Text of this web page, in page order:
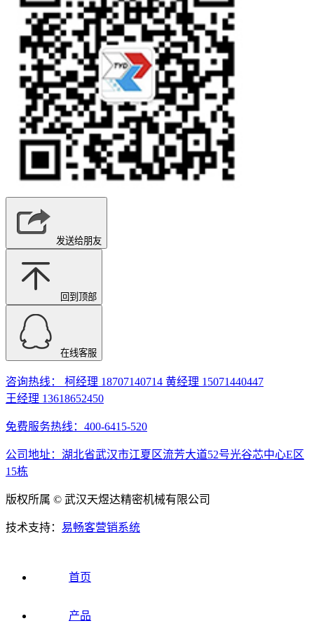
发送给朋友
回到顶部
在线客服
咨询热线： 柯经理 18707140714 黄经理 15071440447
王经理 13618652450
免费服务热线：400-6415-520
公司地址：湖北省武汉市江夏区流芳大道52号光谷芯中心E区
15栋
版权所属 © 武汉天煜达精密机械有限公司
技术支持： 易畅客营销系统
首页
产品